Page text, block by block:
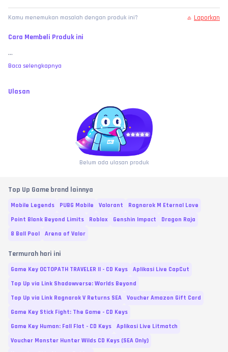
Kamu menemukan masalah dengan produk ini? Laporkan
Cara Membeli Produk ini
...
Baca selengkapnya
Ulasan
Belum ada ulasan produk
Top Up Game brand lainnya
Mobile Legends PUBG Mobile Valorant
Ragnarok M Eternal Love
Point Blank Beyond Limits
Roblox Genshin Impact
Dragon Raja
8 Ball Pool
Arena of Valor
Termurah hari ini
Game Key OCTOPATH TRAVELER II - CD Keys
Aplikasi Live CapCut
Top Up via Link Shadowverse: Worlds Beyond
Top Up via Link Ragnarok V Returns SEA
Voucher Amazon Gift Card
Game Key Stick Fight: The Game - CD Keys
Game Key Human: Fall Flat - CD Keys
Aplikasi Live Litmatch
Voucher Monster Hunter Wilds CD Keys (SEA Only)